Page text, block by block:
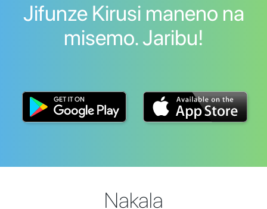
Jifunze Kirusi maneno na
misemo. Jaribu!
Nakala